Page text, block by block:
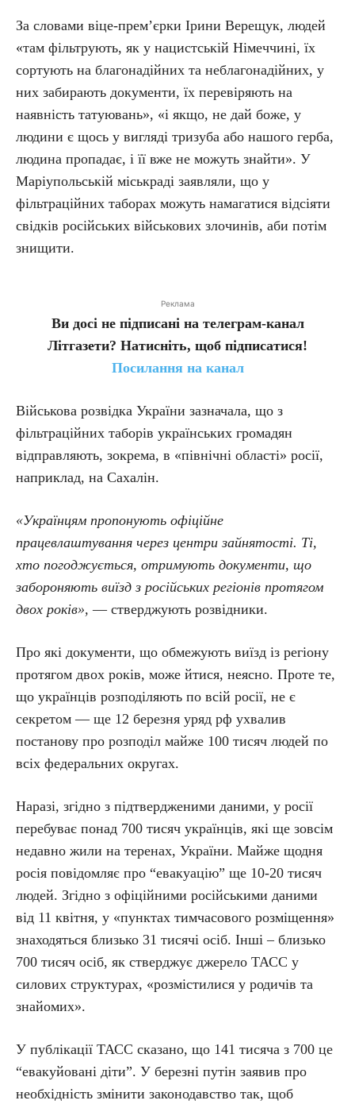
За словами віце-прем’єрки Ірини Верещук, людей
«там фільтрують, як у нацистській Німеччині, їх
сортують на благонадійних та неблагонадійних, у
них забирають документи, їх перевіряють на
наявність татуювань», «і якщо, не дай боже, у
людини є щось у вигляді тризуба або нашого герба,
людина пропадає, і її вже не можуть знайти». У
Маріупольській міськраді заявляли, що у
фільтраційних таборах можуть намагатися відсіяти
свідків російських військових злочинів, аби потім
знищити.
Реклама
Ви досі не підписані на телеграм-канал
Літгазети? Натисніть, щоб підписатися!
Посилання на канал
Військова розвідка України зазначала, що з
фільтраційних таборів українських громадян
відправляють, зокрема, в «північні області» росії,
наприклад, на Сахалін.
«Українцям пропонують офіційне
працевлаштування через центри зайнятості. Ті,
хто погоджується, отримують документи, що
забороняють виїзд з російських регіонів протягом
двох років», — стверджують розвідники.
Про які документи, що обмежують виїзд із регіону
протягом двох років, може йтися, неясно. Проте те,
що українців розподіляють по всій росії, не є
секретом — ще 12 березня уряд рф ухвалив
постанову про розподіл майже 100 тисяч людей по
всіх федеральних округах.
Наразі, згідно з підтвердженими даними, у росії
перебуває понад 700 тисяч українців, які ще зовсім
недавно жили на теренах, України. Майже щодня
росія повідомляє про “евакуацію” ще 10-20 тисяч
людей. Згідно з офіційними російськими даними
від 11 квітня, у «пунктах тимчасового розміщення»
знаходяться близько 31 тисячі осіб. Інші – близько
700 тисяч осіб, як стверджує джерело ТАСС у
силових структурах, «розмістилися у родичів та
знайомих».
У публікації ТАСС сказано, що 141 тисяча з 700 це
“евакуйовані діти”. У березні путін заявив про
необхідність змінити законодавство так, щоб